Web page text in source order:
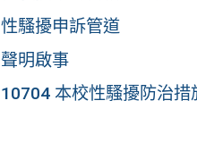
性騷擾申訴管道
聲明啟事
10704 本校性騷擾防治措